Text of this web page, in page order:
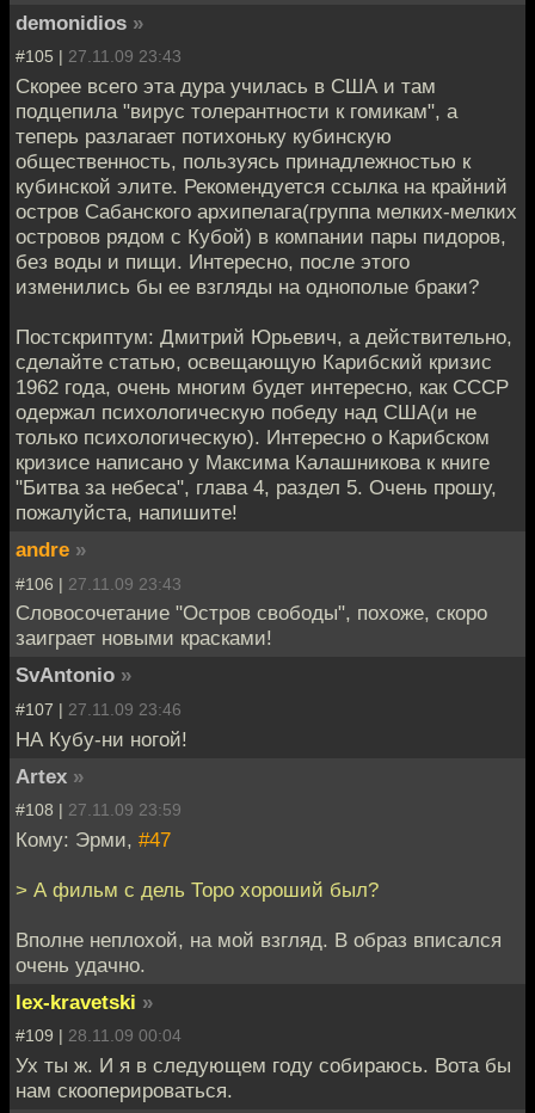
demonidios »
#105 | 27.11.09 23:43
Скорее всего эта дура училась в США и там
подцепила "вирус толерантности к гомикам", а
теперь разлагает потихоньку кубинскую
общественность, пользуясь принадлежностью к
кубинской элите. Рекомендуется ссылка на крайний
остров Сабанского архипелага(группа мелких-мелких
островов рядом с Кубой) в компании пары пидоров,
без воды и пищи. Интересно, после этого
изменились бы ее взгляды на однополые браки?
Постскриптум: Дмитрий Юрьевич, а действительно,
сделайте статью, освещающую Карибский кризис
1962 года, очень многим будет интересно, как СССР
одержал психологическую победу над США(и не
только психологическую). Интересно о Карибском
кризисе написано у Максима Калашникова к книге
"Битва за небеса", глава 4, раздел 5. Очень прошу,
пожалуйста, напишите!
andre »
#106 | 27.11.09 23:43
Словосочетание "Остров свободы", похоже, скоро
заиграет новыми красками!
SvAntonio »
#107 | 27.11.09 23:46
НА Кубу-ни ногой!
Artex »
#108 | 27.11.09 23:59
Кому: Эрми, #47
> А фильм с дель Торо хороший был?
Вполне неплохой, на мой взгляд. В образ вписался
очень удачно.
lex-kravetski »
#109 | 28.11.09 00:04
Ух ты ж. И я в следующем году собираюсь. Вота бы
нам скооперироваться.